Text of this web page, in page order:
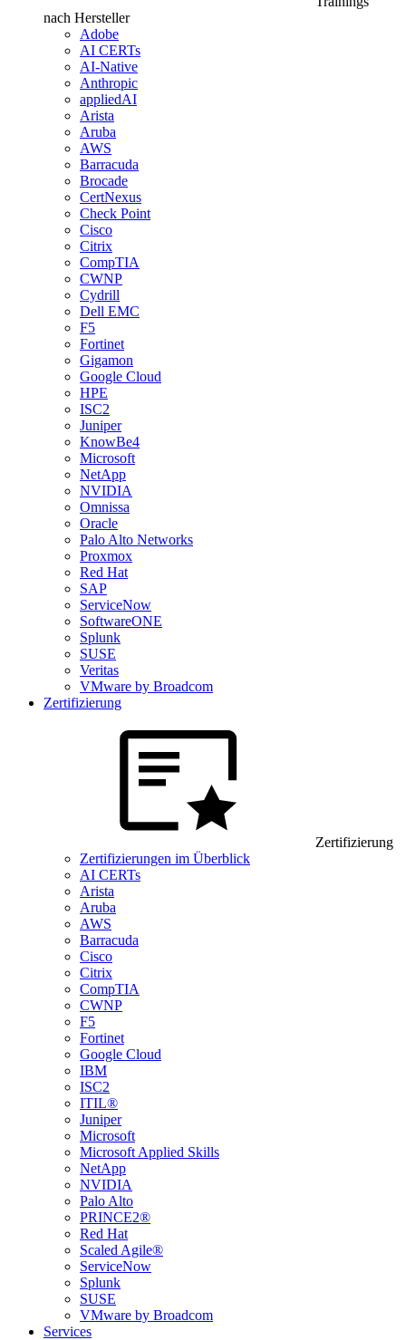
nach Hersteller
Adobe
AI CERTs
AI-Native
Anthropic
appliedAI
Arista
Aruba
AWS
Barracuda
Brocade
CertNexus
Check Point
Cisco
Citrix
CompTIA
CWNP
Cydrill
Dell EMC
F5
Fortinet
Gigamon
Google Cloud
HPE
ISC2
Juniper
KnowBe4
Microsoft
NetApp
NVIDIA
Omnissa
Oracle
Palo Alto Networks
Proxmox
Red Hat
SAP
ServiceNow
SoftwareONE
Splunk
SUSE
Veritas
VMware by Broadcom
Zertifizierung
Zertifizierung
Zertifizierungen im Überblick
AI CERTs
Arista
Aruba
AWS
Barracuda
Cisco
Citrix
CompTIA
CWNP
F5
Fortinet
Google Cloud
IBM
ISC2
ITIL®
Juniper
Microsoft
Microsoft Applied Skills
NetApp
NVIDIA
Palo Alto
PRINCE2®
Red Hat
Scaled Agile®
ServiceNow
Splunk
SUSE
VMware by Broadcom
Services